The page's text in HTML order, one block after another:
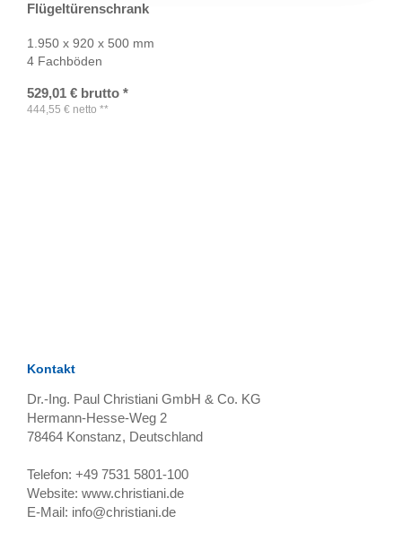
Flügeltürenschrank
1.950 x 920 x 500 mm
4 Fachböden
529,01 € brutto *
444,55 € netto **
Kontakt
Dr.-Ing. Paul Christiani GmbH & Co. KG
Hermann-Hesse-Weg 2
78464 Konstanz, Deutschland
Telefon: +49 7531 5801-100
Website: www.christiani.de
E-Mail: info@christiani.de